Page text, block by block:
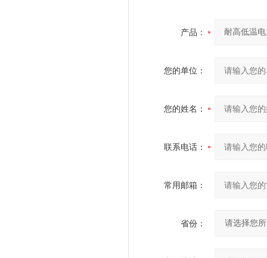
产品：
您的单位：
您的姓名：
联系电话：
常用邮箱：
省份：